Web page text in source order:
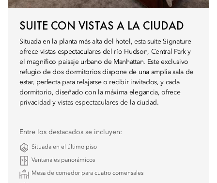
SUITE CON VISTAS A LA CIUDAD
Situada en la planta más alta del hotel, esta suite Signature
ofrece vistas espectaculares del río Hudson, Central Park y
el magnífico paisaje urbano de Manhattan. Este exclusivo
refugio de dos dormitorios dispone de una amplia sala de
estar, perfecta para relajarse o recibir invitados, y cada
dormitorio, diseñado con la máxima elegancia, ofrece
privacidad y vistas espectaculares de la ciudad.
Entre los destacados se incluyen:
Situada en el último piso
Ventanales panorámicos
Mesa de comedor para cuatro comensales